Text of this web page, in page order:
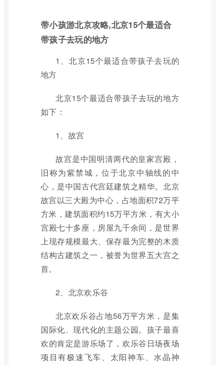
带小孩游北京攻略,北京15个最适合
带孩子去玩的地方
1、北京15个最适合带孩子去玩的
地方
北京15个最适合带孩子去玩的地方
如下：
1、故宫
故宫是中国明清两代的皇家宫殿，
旧称为紫禁城，位于北京中轴线的中
心，是中国古代宫廷建筑之精华。北京
故宫以三大殿为中心，占地面积72万平
方米，建筑面积约15万平方米，有大小
宫殿七十多座，房屋九千余间，是世界
上现存规模最大、保存最为完整的木质
结构古建筑之一，被誉为世界五大宫之
首。
2、北京欢乐谷
北京欢乐谷占地56万平方米，是集
国际化、现代化的主题公园。孩子最喜
欢的肯定是游乐场了，欢乐谷日场夜场
项目有极速飞车、太阳神车、水晶神